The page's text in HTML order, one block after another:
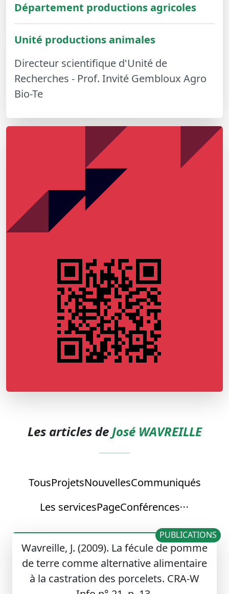
Département productions agricoles
Unité productions animales
Directeur scientifique d'Unité de
Recherches - Prof. Invité Gembloux Agro
Bio-Te
Les articles de José WAVREILLE
TousProjetsNouvellesCommuniqués
Les servicesPageConférences
Wavreille, J. (2009). La fécule de pomme
de terre comme alternative alimentaire
à la castration des porcelets. CRA-W
PUBLICATIONS